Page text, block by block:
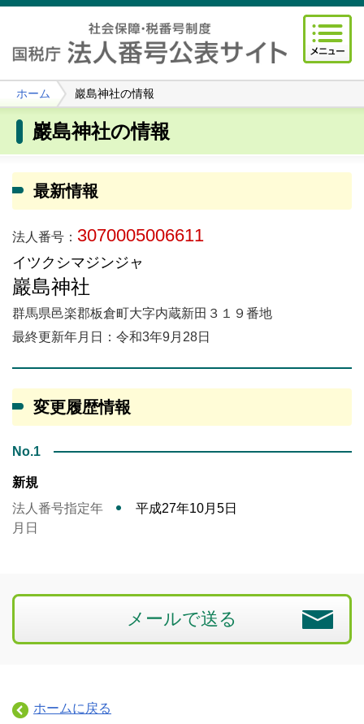
ホーム 巖島神社の情報
巖島神社の情報
最新情報
法人番号： 3070005006611
イツクシマジンジャ
巖島神社
群馬県邑楽郡板倉町大字内蔵新田３１９番地
最終更新年月日：令和3年9月28日
変更履歴情報
No.1
新規
法人番号指定年
月日
平成27年10月5日
メールで送る
ホームに戻る